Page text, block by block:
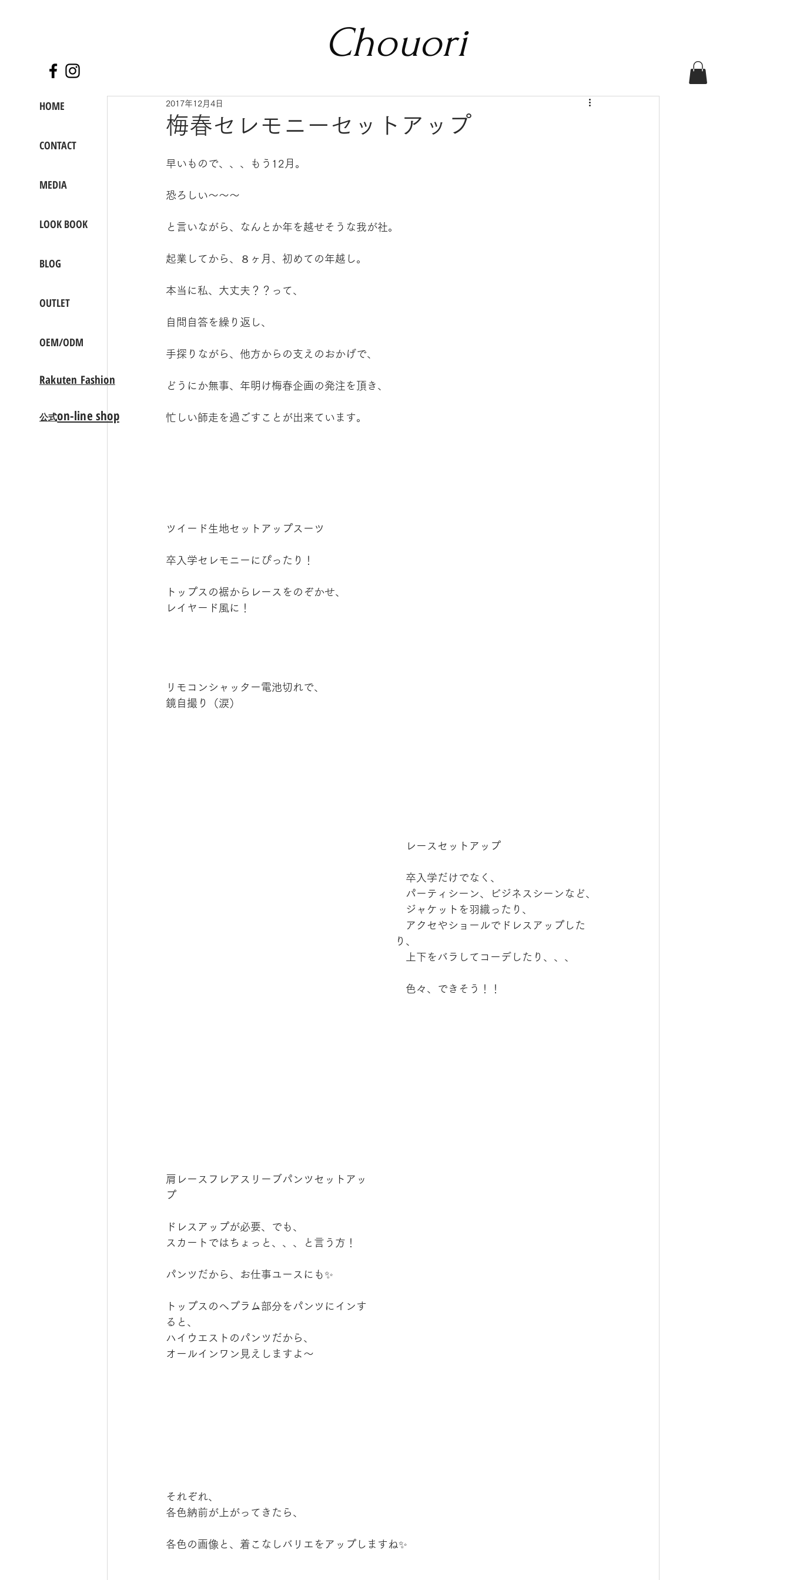
Chouori
梅春セレモニーセットアップ
2017年12月4日
早いもので、、、もう12月。
恐ろしい〜〜〜
と言いながら、なんとか年を越せそうな我が社。
起業してから、８ヶ月、初めての年越し。
本当に私、大丈夫？？って、
自問自答を繰り返し、
手探りながら、他方からの支えのおかげで、
どうにか無事、年明け梅春企画の発注を頂き、
忙しい師走を過ごすことが出来ています。
ツイード生地セットアップスーツ
卒入学セレモニーにぴったり！
トップスの裾からレースをのぞかせ、
レイヤード風に！
リモコンシャッター電池切れで、
鏡自撮り（涙）
レースセットアップ
卒入学だけでなく、
パーティシーン、ビジネスシーンなど、
ジャケットを羽織ったり、
アクセやショールでドレスアップした
り、
上下をバラしてコーデしたり、、、
色々、できそう！！
肩レースフレアスリーブパンツセットアッ
プ
ドレスアップが必要、でも、
スカートではちょっと、、、と言う方！
パンツだから、お仕事ユースにも✨
トップスのヘプラム部分をパンツにインす
ると、
ハイウエストのパンツだから、
オールインワン見えしますよ〜
それぞれ、
各色納前が上がってきたら、
各色の画像と、着こなしバリエをアップしますね✨
HOME
CONTACT
MEDIA
LOOK BOOK
BLOG
OUTLET
OEM/ODM
Rakuten Fashion
公式on-line shop